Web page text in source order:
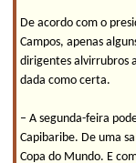
De acordo com o
Campos, apenas
dirigentes alvirrubros
dada como certa.
– A segunda-feira
Capibaribe. De uma
Copa do Mundo. E